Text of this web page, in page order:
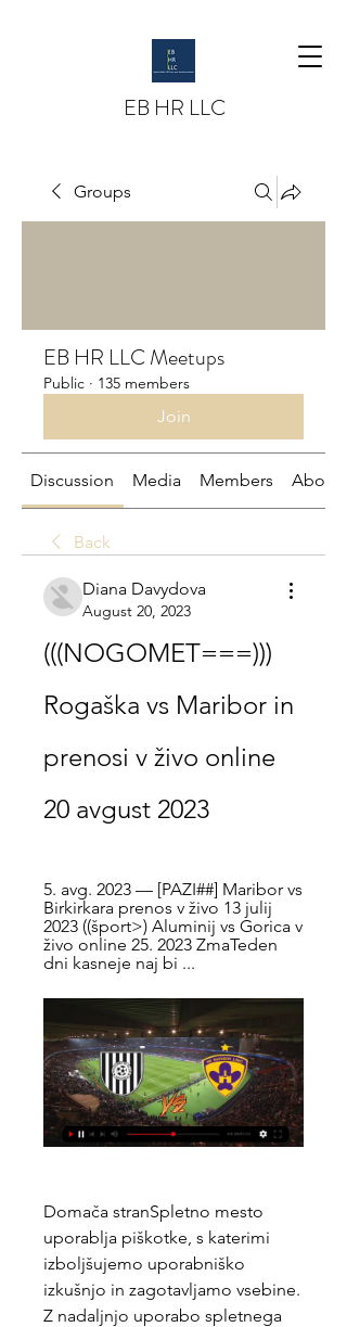
EB HR LLC
Groups
EB HR LLC Meetups
Public · 135 members
Join
Discussion Media Members About
Back
Diana Davydova
August 20, 2023
(((NOGOMET===)))
Rogaška vs Maribor in
prenosi v živo online
20 avgust 2023
5. avg. 2023 — [PAZI##] Maribor vs
Birkirkara prenos v živo 13 julij
2023 ((šport>) Aluminij vs Gorica v
živo online 25. 2023 ZmaTeden
dni kasneje naj bi ...
Domača stranSpletno mesto
uporablja piškotke, s katerimi
izboljšujemo uporabniško
izkušnjo in zagotavljamo vsebine.
Z nadaljnjo uporabo spletnega